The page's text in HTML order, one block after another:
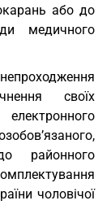
або до
медичного
своїх
районного
чоловічої